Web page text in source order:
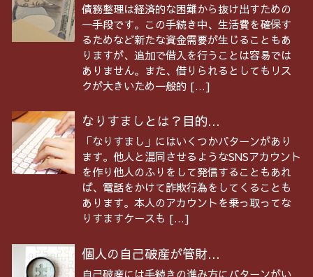
債務整理は経済的な困難から抜け出すための
一手段です。この手続き中、生活費を確保す
るためなど新たな資金需要が生じることもあ
りますが、追加で借入を行うことは容易では
ありません。また、借りられるとしてもリス
クが大きいため一般的 […]
なりすましとは？目的...
「なりすまし」にはいくつかパターンがあり
ます。他人と混同させるようなSNSアカウント
を作り他人のふりをして発信することもあれ
ば、電話をかけて詐欺行為をしてくることも
あります。本人のアカウントを乗っ取ってな
りすますケースも […]
個人の自己破産が管財...
自己破産には手続きの進み方にパターンがい